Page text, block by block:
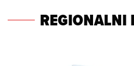
REGIONALNI